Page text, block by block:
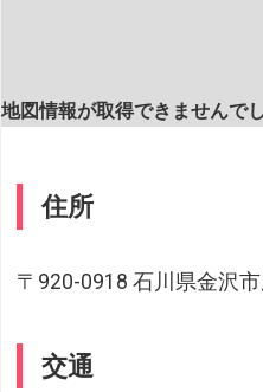
地図情報が取得できませんでし
住所
〒920-0918 石川県金沢
交通